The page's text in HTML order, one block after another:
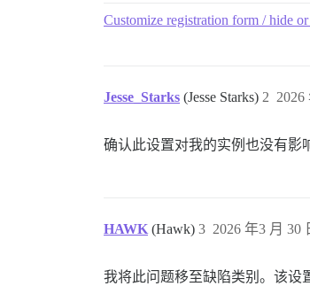
Customize registration form / hide
Jesse_Starks (Jesse Starks) 2026
2
确认此设置对我的实例也没有影
HAWK (Hawk) 2026 年3 月 30
3
我将此问题移至缺陷类别。该设